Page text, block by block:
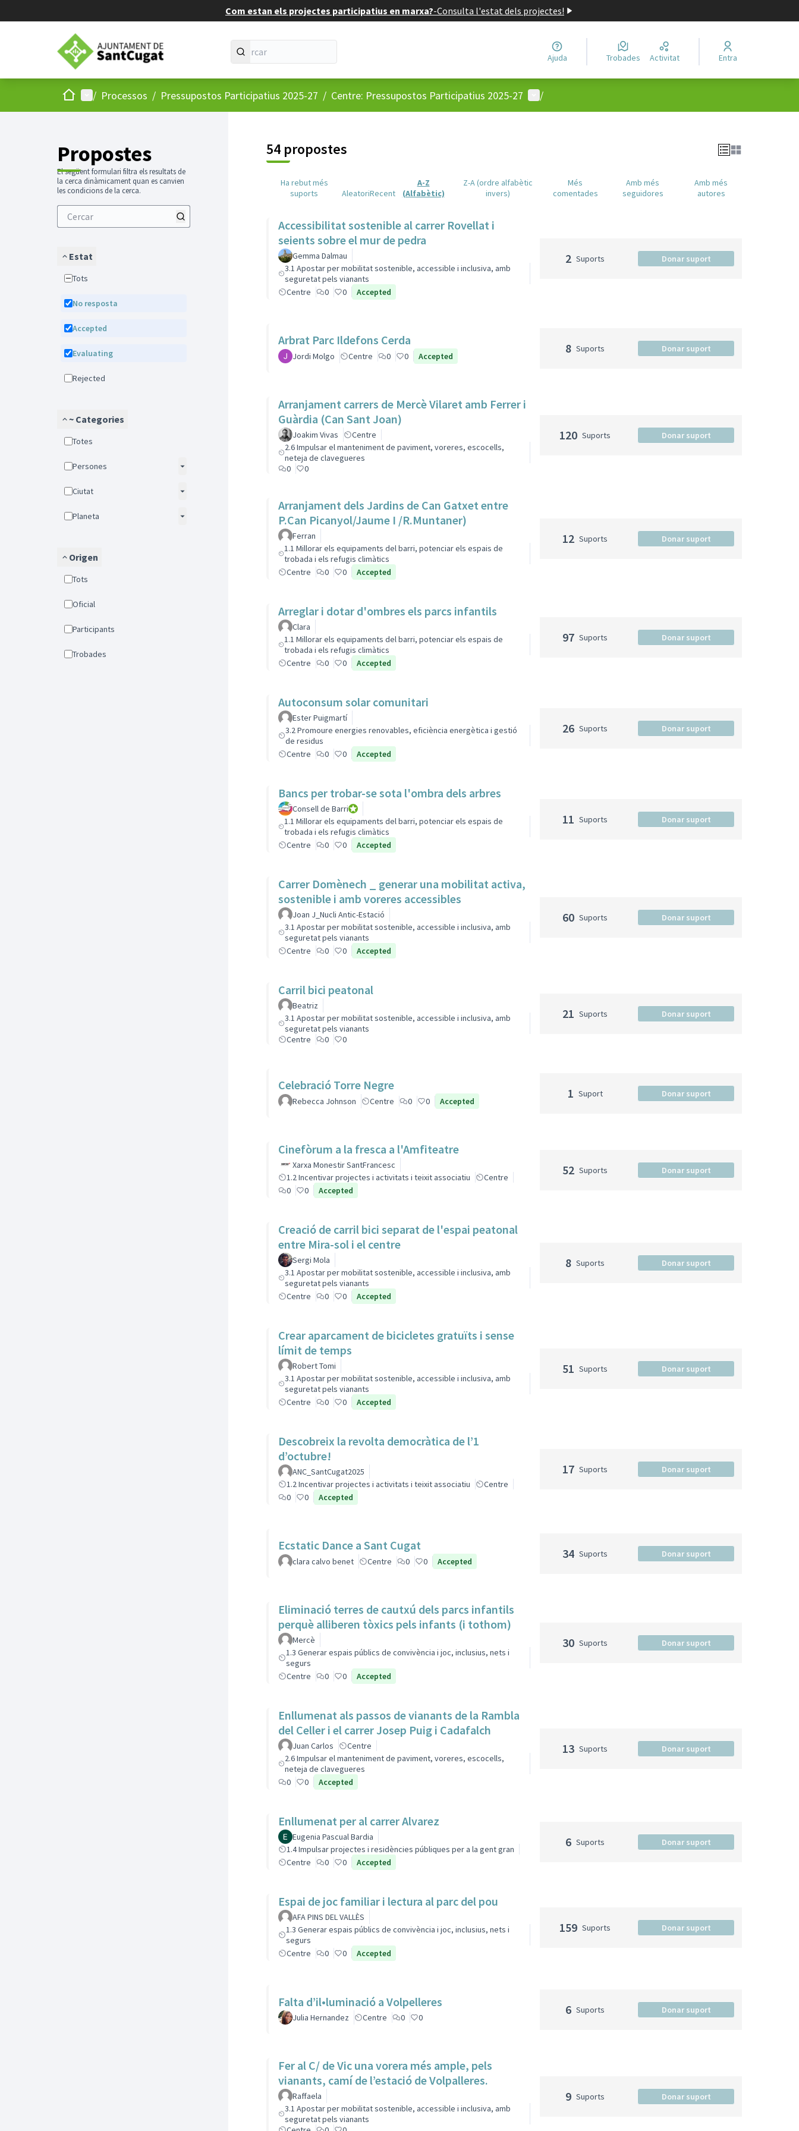
Com estan els projectes participatius en marxa?-Consulta l'estat dels projectes!
Ajuda Trobades Activitat Entra
Inici Menú principal
/ Processos / Pressupostos Participatius 2025-27 / Centre: Pressupostos Participatius 2025-27 Menú d'usuari
/
Propostes
El següent formulari filtra els resultats de
la cerca dinàmicament quan es canvien
les condicions de la cerca.
Estat
Tots
No resposta
Accepted
Evaluating
Rejected
~ Categories
Totes
Persones
Ciutat
Planeta
Origen
Tots
Oficial
Participants
Trobades
54 propostes
Ha rebut més
suports
AleatoriRecent
A-Z
(Alfabètic)
Z-A (ordre alfabètic
invers)
Més
comentades
Amb més
seguidores
Amb més
autores
Accessibilitat sostenible al carrer Rovellat i
seients sobre el mur de pedra
Gemma Dalmau
3.1 Apostar per mobilitat sostenible, accessible i inclusiva, amb
seguretat pels vianants
Centre
0 0 Accepted
2 Suports Donar suport
Arbrat Parc Ildefons Cerda
Jordi Molgo Centre 0 0 Accepted
8 Suports Donar suport
Arranjament carrers de Mercè Vilaret amb Ferrer i
Guàrdia (Can Sant Joan)
Joakim Vivas
Centre
2.6 Impulsar el manteniment de paviment, voreres, escocells,
neteja de clavegueres
0
0
120 Suports Donar suport
Arranjament dels Jardins de Can Gatxet entre
P.Can Picanyol/Jaume I /R.Muntaner)
Ferran
1.1 Millorar els equipaments del barri, potenciar els espais de
trobada i els refugis climàtics
Centre
0 0 Accepted
12 Suports Donar suport
Arreglar i dotar d'ombres els parcs infantils
Clara
1.1 Millorar els equipaments del barri, potenciar els espais de
trobada i els refugis climàtics
Centre
0 0 Accepted
97 Suports Donar suport
Autoconsum solar comunitari
Ester Puigmartí
3.2 Promoure energies renovables, eficiència energètica i gestió
de residus
Centre
0 0 Accepted
26 Suports Donar suport
Bancs per trobar-se sota l'ombra dels arbres
Consell de BarriConsell de Barri
1.1 Millorar els equipaments del barri, potenciar els espais de
trobada i els refugis climàtics
Centre
0 0 Accepted
11 Suports Donar suport
Carrer Domènech _ generar una mobilitat activa,
sostenible i amb voreres accessibles
Joan J_Nucli Antic-Estació
3.1 Apostar per mobilitat sostenible, accessible i inclusiva, amb
seguretat pels vianants
Centre
0 0 Accepted
60 Suports Donar suport
Carril bici peatonal
Beatriz
3.1 Apostar per mobilitat sostenible, accessible i inclusiva, amb
seguretat pels vianants
Centre
0 0
21 Suports Donar suport
Celebració Torre Negre
Rebecca Johnson Centre 0 0 Accepted
1 Suport Donar suport
Cinefòrum a la fresca a l'Amfiteatre
Xarxa Monestir SantFrancesc
1.2 Incentivar projectes i activitats i teixit associatiu
Centre
0
0 Accepted
52 Suports Donar suport
Creació de carril bici separat de l'espai peatonal
entre Mira-sol i el centre
Sergi Mola
3.1 Apostar per mobilitat sostenible, accessible i inclusiva, amb
seguretat pels vianants
Centre
0 0 Accepted
8 Suports Donar suport
Crear aparcament de bicicletes gratuïts i sense
límit de temps
Robert Tomi
3.1 Apostar per mobilitat sostenible, accessible i inclusiva, amb
seguretat pels vianants
Centre
0 0 Accepted
51 Suports Donar suport
Descobreix la revolta democràtica de l’1
d’octubre!
ANC_SantCugat2025
1.2 Incentivar projectes i activitats i teixit associatiu
Centre
0
0 Accepted
17 Suports Donar suport
Ecstatic Dance a Sant Cugat
clara calvo benet Centre 0 0 Accepted
34 Suports Donar suport
Eliminació terres de cautxú dels parcs infantils
perquè alliberen tòxics pels infants (i tothom)
Mercè
1.3 Generar espais públics de convivència i joc, inclusius, nets i
segurs
Centre
0 0 Accepted
30 Suports Donar suport
Enllumenat als passos de vianants de la Rambla
del Celler i el carrer Josep Puig i Cadafalch
Juan Carlos
Centre
2.6 Impulsar el manteniment de paviment, voreres, escocells,
neteja de clavegueres
0
0 Accepted
13 Suports Donar suport
Enllumenat per al carrer Alvarez
Eugenia Pascual Bardia
1.4 Impulsar projectes i residències públiques per a la gent gran
Centre
0 0 Accepted
6 Suports Donar suport
Espai de joc familiar i lectura al parc del pou
AFA PINS DEL VALLÈS
1.3 Generar espais públics de convivència i joc, inclusius, nets i
segurs
Centre
0 0 Accepted
159 Suports Donar suport
Falta d’il•luminació a Volpelleres
Julia Hernandez Centre 0 0
6 Suports Donar suport
Fer al C/ de Vic una vorera més ample, pels
vianants, camí de l’estació de Volpalleres.
Raffaela
3.1 Apostar per mobilitat sostenible, accessible i inclusiva, amb
seguretat pels vianants
9 Suports Donar suport